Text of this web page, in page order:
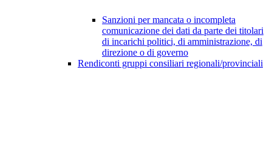
Sanzioni per mancata o incompleta
comunicazione dei dati da parte dei titolari
di incarichi politici, di amministrazione, di
direzione o di governo
Rendiconti gruppi consiliari regionali/provinciali